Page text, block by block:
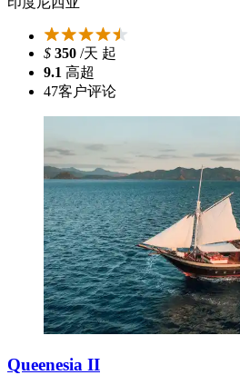
$ 350 /天 起
9.1 高超
47客户评论
Queenesia II